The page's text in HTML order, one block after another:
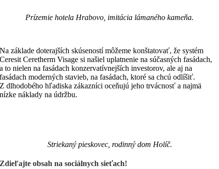
Prízemie hotela Hrabovo, imitácia lámaného kameňa.
Na základe doterajších skúseností môžeme konštatovať, že systém
Ceresit Ceretherm Visage si našiel uplatnenie na súčasných fasádach,
a to nielen na fasádach konzervatívnejších investorov, ale aj na
fasádach moderných stavieb, na fasádach, ktoré sa chcú odlíšiť.
Z dlhodobého hľadiska zákazníci oceňujú jeho trvácnosť a najmä
nízke náklady na údržbu.
Striekaný pieskovec, rodinný dom Holíč.
Zdieľajte obsah na sociálnych sieťach!